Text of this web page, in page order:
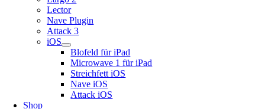
Lector
Nave Plugin
Attack 3
iOS
Blofeld für iPad
Microwave 1 für iPad
Streichfett iOS
Nave iOS
Attack iOS
Shop